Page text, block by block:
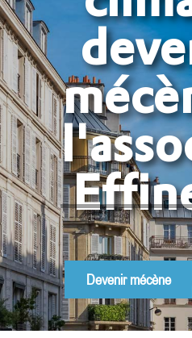
Devenir mécène